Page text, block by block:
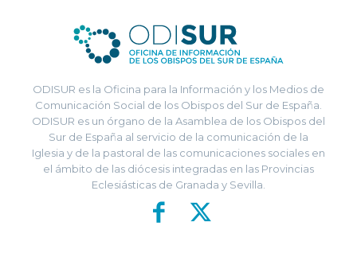
ODISUR es la Oficina para la Información y los Medios de
Comunicación Social de los Obispos del Sur de España.
ODISUR es un órgano de la Asamblea de los Obispos del
Sur de España al servicio de la comunicación de la
Iglesia y de la pastoral de las comunicaciones sociales en
el ámbito de las diócesis integradas en las Provincias
Eclesiásticas de Granada y Sevilla.